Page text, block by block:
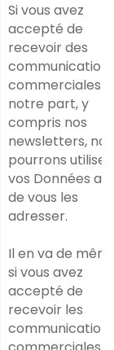
Si vous avez
accepté de
recevoir des
commerciales
notre part, y
compris nos
newsletters,
pourrons utiliser
vos Données
de vous les
adresser.
Il en va de
si vous avez
accepté de
recevoir les